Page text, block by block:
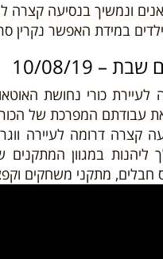
ונמשיך בנסיעה קצרה
במידת האפשר נקרין
10/08/19
כורי נחושת
עבודתם המפרכת של
קצרה דרומה לעיירה
במגוון
חבלים, מתקני משחקים